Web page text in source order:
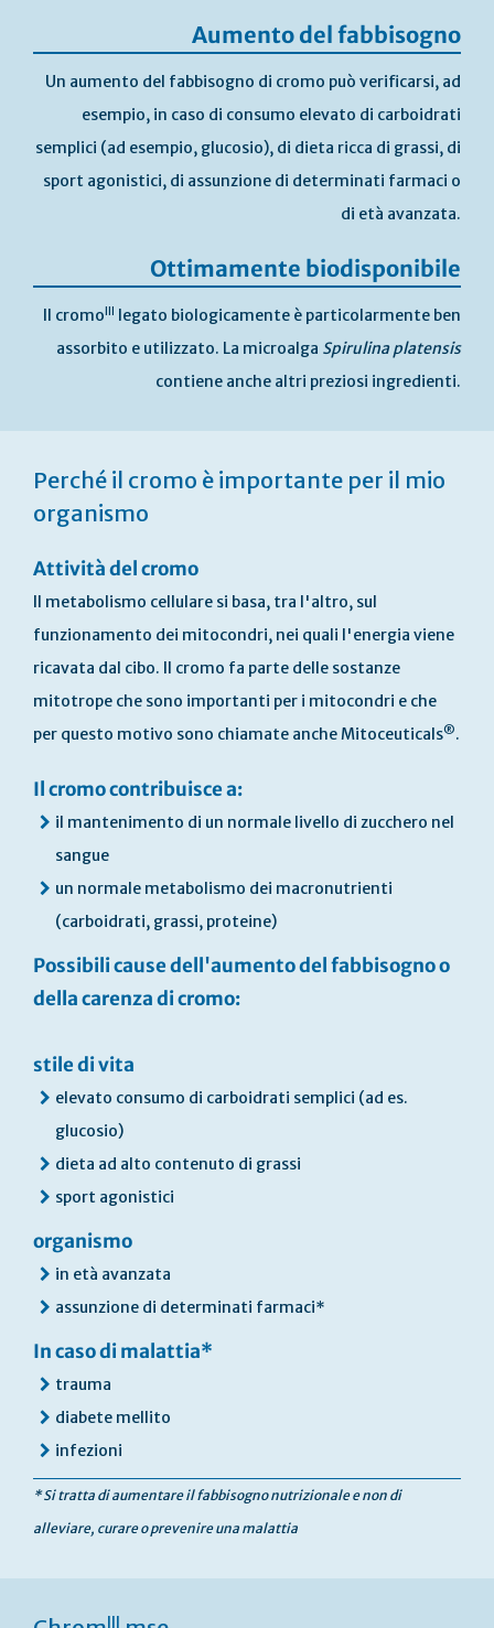
Aumento del fabbisogno
Un aumento del fabbisogno di cromo può verificarsi, ad
esempio, in caso di consumo elevato di carboidrati
semplici (ad esempio, glucosio), di dieta ricca di grassi, di
sport agonistici, di assunzione di determinati farmaci o
di età avanzata.
Ottimamente biodisponibile
Il cromoIII legato biologicamente è particolarmente ben
assorbito e utilizzato. La microalga Spirulina platensis
contiene anche altri preziosi ingredienti.
galleria
Perché il cromo è importante per il mio
organismo
Attività del cromo
Il metabolismo cellulare si basa, tra l'altro, sul
funzionamento dei mitocondri, nei quali l'energia viene
ricavata dal cibo. Il cromo fa parte delle sostanze
mitotrope che sono importanti per i mitocondri e che
per questo motivo sono chiamate anche Mitoceuticals®.
Il cromo contribuisce a:
il mantenimento di un normale livello di zucchero nel
sangue
un normale metabolismo dei macronutrienti
(carboidrati, grassi, proteine)
Possibili cause dell'aumento del fabbisogno o
della carenza di cromo:
stile di vita
elevato consumo di carboidrati semplici (ad es.
glucosio)
dieta ad alto contenuto di grassi
sport agonistici
organismo
in età avanzata
assunzione di determinati farmaci*
In caso di malattia*
trauma
diabete mellito
infezioni
* Si tratta di aumentare il fabbisogno nutrizionale e non di
alleviare, curare o prevenire una malattia
III